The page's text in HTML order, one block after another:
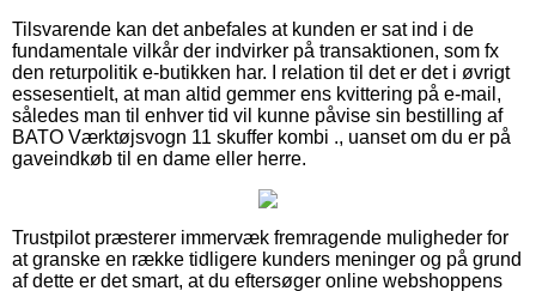
Tilsvarende kan det anbefales at kunden er sat ind i de
fundamentale vilkår der indvirker på transaktionen, som fx
den returpolitik e-butikken har. I relation til det er det i øvrigt
essesentielt, at man altid gemmer ens kvittering på e-mail,
således man til enhver tid vil kunne påvise sin bestilling af
BATO Værktøjsvogn 11 skuffer kombi ., uanset om du er på
gaveindkøb til en dame eller herre.
Trustpilot præsterer immervæk fremragende muligheder for
at granske en række tidligere kunders meninger og på grund
af dette er det smart, at du eftersøger online webshoppens